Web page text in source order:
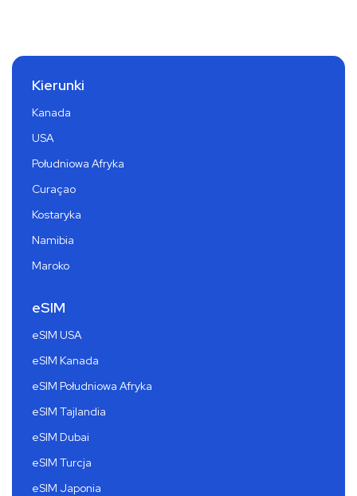
Kierunki
Kanada
USA
Południowa Afryka
Curaçao
Kostaryka
Namibia
Maroko
eSIM
eSIM USA
eSIM Kanada
eSIM Południowa Afryka
eSIM Tajlandia
eSIM Dubai
eSIM Turcja
eSIM Japonia